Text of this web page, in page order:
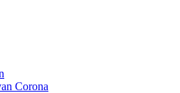
Corona